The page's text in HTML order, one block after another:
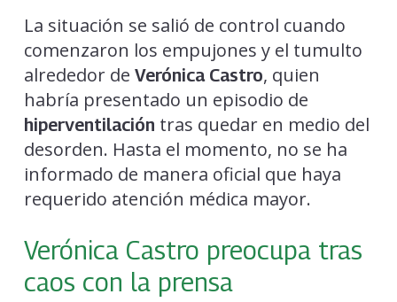
La situación se salió de control cuando
comenzaron los empujones y el tumulto
alrededor de Verónica Castro, quien
habría presentado un episodio de
hiperventilación tras quedar en medio del
desorden. Hasta el momento, no se ha
informado de manera oficial que haya
requerido atención médica mayor.
Verónica Castro preocupa tras
caos con la prensa